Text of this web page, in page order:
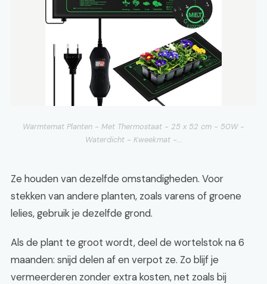
Warmtemat Planten - Met Thermostaat - 25 x 52 cm - 50W -
Waterdicht - Kweekmat -...
Ze houden van dezelfde omstandigheden. Voor
stekken van andere planten, zoals varens of groene
lelies, gebruik je dezelfde grond.
Als de plant te groot wordt, deel de wortelstok na 6
maanden: snijd delen af en verpot ze. Zo blijf je
vermeerderen zonder extra kosten, net zoals bij